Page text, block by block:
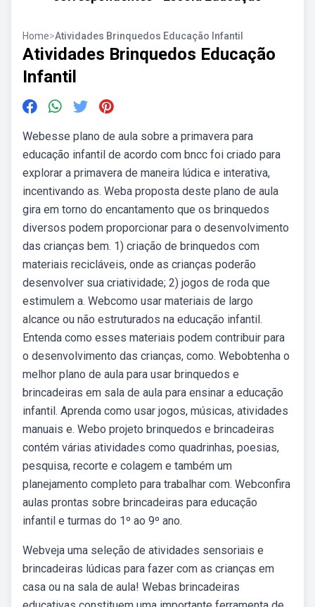
Home>Atividades Brinquedos Educação Infantil
Atividades Brinquedos Educação
Infantil
Webesse plano de aula sobre a primavera para
educação infantil de acordo com bncc foi criado para
explorar a primavera de maneira lúdica e interativa,
incentivando as. Weba proposta deste plano de aula
gira em torno do encantamento que os brinquedos
diversos podem proporcionar para o desenvolvimento
das crianças bem. 1) criação de brinquedos com
materiais recicláveis, onde as crianças poderão
desenvolver sua criatividade; 2) jogos de roda que
estimulem a. Webcomo usar materiais de largo
alcance ou não estruturados na educação infantil.
Entenda como esses materiais podem contribuir para
o desenvolvimento das crianças, como. Webobtenha o
melhor plano de aula para usar brinquedos e
brincadeiras em sala de aula para ensinar a educação
infantil. Aprenda como usar jogos, músicas, atividades
manuais e. Webo projeto brinquedos e brincadeiras
contém várias atividades como quadrinhas, poesias,
pesquisa, recorte e colagem e também um
planejamento completo para trabalhar com. Webconfira
aulas prontas sobre brincadeiras para educação
infantil e turmas do 1º ao 9º ano.
Webveja uma seleção de atividades sensoriais e
brincadeiras lúdicas para fazer com as crianças em
casa ou na sala de aula! Webas brincadeiras